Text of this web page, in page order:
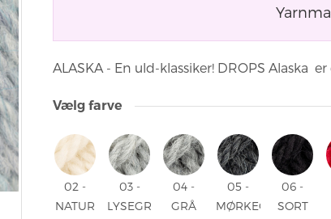
ALASKA - En uld-klassiker! DROPS Alaska
Vælg farve
02 -
NATUR
03 -
LYSEGRÅ
04 -
GRÅ
05 -
MØRKEGRÅ
06 -
SORT